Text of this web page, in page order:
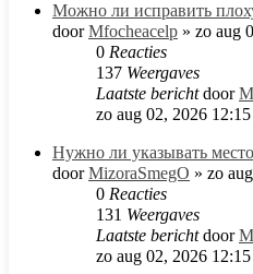
Можно ли исправить
doorMfocheacelp » zo aug
0 Reacties
137 Weergaves
Laatste berichtdoor
zo aug 02, 2026 12:15
Нужно ли указывать
doorMizoraSmegO » zo
0 Reacties
131 Weergaves
Laatste berichtdoor
zo aug 02, 2026 12:15